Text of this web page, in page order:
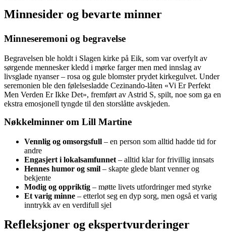
Minnesider og bevarte minner
Minneseremoni og begravelse
Begravelsen ble holdt i Slagen kirke på Eik, som var overfylt av
sørgende mennesker kledd i mørke farger men med innslag av
livsglade nyanser – rosa og gule blomster prydet kirkegulvet. Under
seremonien ble den følelsesladde Cezinando-låten «Vi Er Perfekt
Men Verden Er Ikke Det», fremført av Astrid S, spilt, noe som ga en
ekstra emosjonell tyngde til den storslåtte avskjeden.
Nøkkelminner om Lill Martine
Vennlig og omsorgsfull – en person som alltid hadde tid for
andre
Engasjert i lokalsamfunnet – alltid klar for frivillig innsats
Hennes humor og smil – skapte glede blant venner og
bekjente
Modig og oppriktig – møtte livets utfordringer med styrke
Et varig minne – etterlot seg en dyp sorg, men også et varig
inntrykk av en verdifull sjel
Refleksjoner og ekspertvurderinger